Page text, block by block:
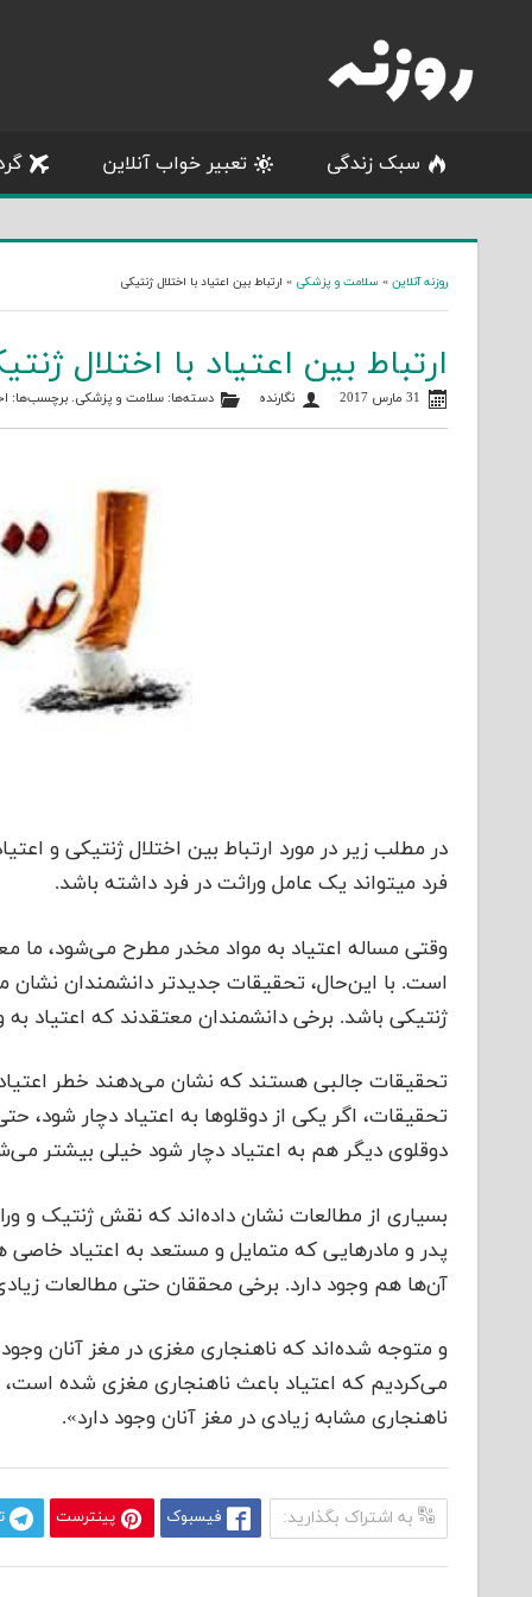
content
سبک زندگی تعبیر خواب آنلاین
روزنه آنلاین » سلامت و پزشکی » ارتباط بین اعتیاد با اختلال ژنتیکی
ارتباط بین اعتیاد با اختلال
31 مارس 2017 نگارنده دسته‌ها:سلامت و پزشکی. برچسب‌ها:
در مطلب زیر در مورد ارتباط بین اختلال ژنتیکی و
فرد میتواند یک عامل وراثت در فرد داشته باشد.
وقتی مساله اعتیاد به مواد مخدر مطرح می‌شود، ما
است. با این‌حال، تحقیقات جدیدتر دانشمندان
ژنتیکی باشد. برخی دانشمندان معتقدند که اعتیاد به
تحقیقات جالبی هستند که نشان می‌دهند خطر
تحقیقات، اگر یکی از دوقلوها به اعتیاد دچار شود،
دوقلوی دیگر هم به اعتیاد دچار شود خیلی بیشتر
بسیاری از مطالعات نشان داده‌اند که نقش ژنتیک و
پدر و مادرهایی که متمایل و مستعد به اعتیاد
آن‌ها هم وجود دارد. برخی محققان حتی مطالعات زیادی
و متوجه شده‌اند که ناهنجاری مغزی در مغز آنان
می‌کردیم که اعتیاد باعث ناهنجاری مغزی شده است،
ناهنجاری مشابه زیادی در مغز آنان وجود دارد».
به اشتراک بگذارید: فیسبوک پینترست